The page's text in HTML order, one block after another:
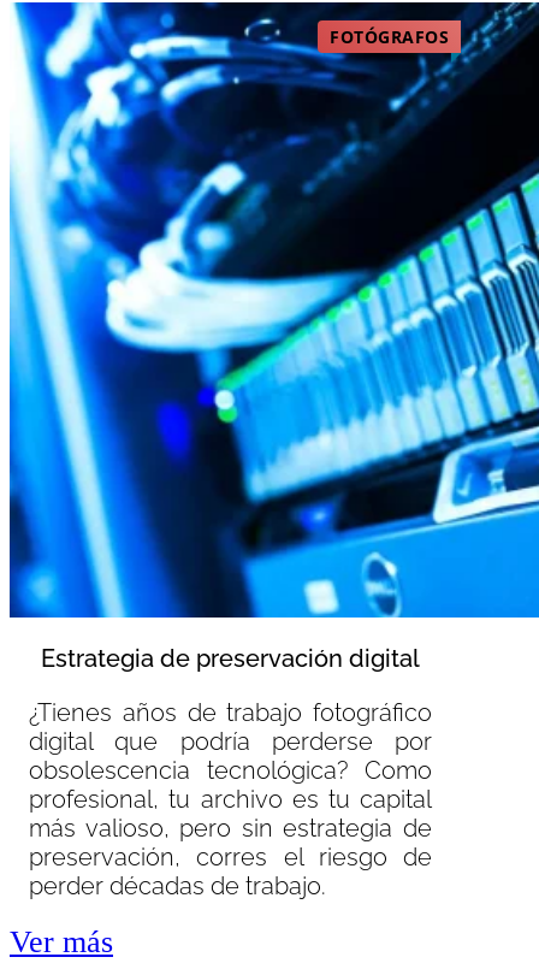
Estrategia de preservación digital
¿Tienes años de trabajo fotográfico
digital que podría perderse por
obsolescencia tecnológica? Como
profesional, tu archivo es tu capital
más valioso, pero sin estrategia de
preservación, corres el riesgo de
perder décadas de trabajo.
FOTÓGRAFOS
Ver más